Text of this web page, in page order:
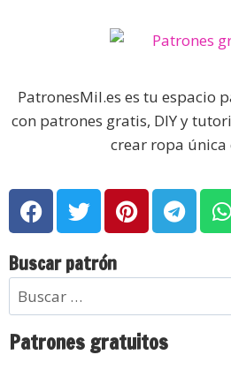
PatronesMil.es es tu espacio
con patrones gratis, DIY y
crear ropa única
Buscar patrón
Patrones gratuitos